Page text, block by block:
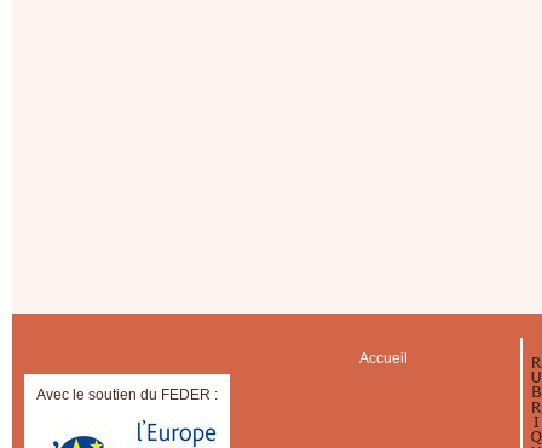
Avec le soutien du FEDER :
Accueil